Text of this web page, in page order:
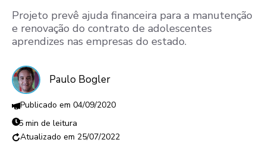
Projeto prevê ajuda financeira para a manutenção
e renovação do contrato de adolescentes
aprendizes nas empresas do estado.
Paulo Bogler
04/09/2020
5 min de leitura
25/07/2022